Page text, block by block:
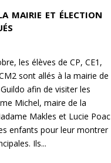
mairie et élection
les élèves de CP, CE1,
sont allés à la mairie de
afin de visiter les
Michel, maire de la
Makles et Lucie Poac
enfants pour leur montrer
Ils...